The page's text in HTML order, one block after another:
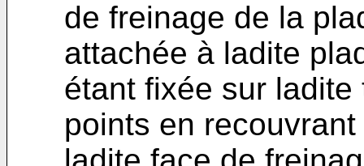
de freinage de la
attachée à ladite
étant fixée sur
points en